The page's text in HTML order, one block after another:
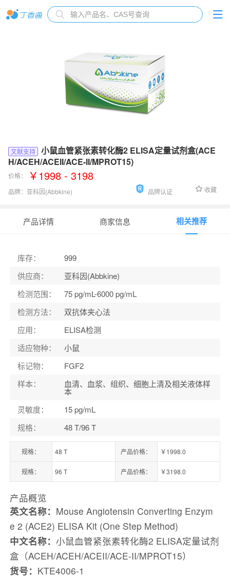
文献支持
小鼠血管紧张素转化酶2 ELISA定量试剂盒(ACE
H/ACEH/ACEII/ACE-II/MPROT15)
价格： ￥1998 - 3198
品牌： 亚科因(Abbkine) 品牌认证
灵敏度：15 pg/mL
收藏
产品详情 商家信息 相关推荐
库存：
999
供应商：
亚科因(Abbkine)
检测范围：
75 pg/mL-6000 pg/mL
检测方法：
双抗体夹心法
应用：
ELISA检测
适应物种：
小鼠
标记物：
FGF2
样本： 血清、血浆、组织、细胞上清及相关液体样
本
灵敏度：
15 pg/mL
规格： 48 T/96 T
规格： 48 T 产品价格： ￥1998.0
规格： 96 T 产品价格： ￥3198.0
产品概览
英文名称： Mouse Angiotensin Converting Enzym
e 2 (ACE2) ELISA Kit (One Step Method)
中文名称： 小鼠血管紧张素转化酶2 ELISA定量试剂
盒（ACEH/ACEH/ACEII/ACE‑II/MPROT15）
货号： KTE4006-1